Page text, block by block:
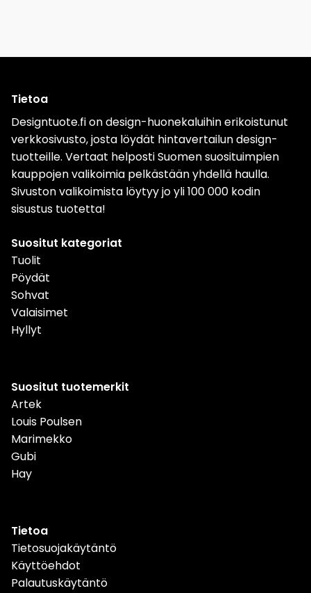
Tietoa
Designtuote.fi on design-huonekaluihin erikoistunut
verkkosivusto, josta löydät hintavertailun design-
tuotteille. Vertaat helposti Suomen suosituimpien
kauppojen valikoimia pelkästään yhdellä haulla.
Sivuston valikoimista löytyy jo yli 100 000 kodin
sisustus tuotetta!
Suositut kategoriat
Tuolit
Pöydät
Sohvat
Valaisimet
Hyllyt
Suositut tuotemerkit
Artek
Louis Poulsen
Marimekko
Gubi
Hay
Tietoa
Tietosuojakäytäntö
Käyttöehdot
Palautuskäytäntö